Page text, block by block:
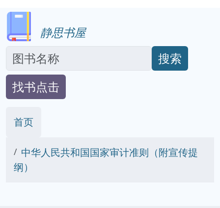
静思书屋
搜索
找书点击
首页
中华人民共和国国家审计准则（附宣传提
纲）